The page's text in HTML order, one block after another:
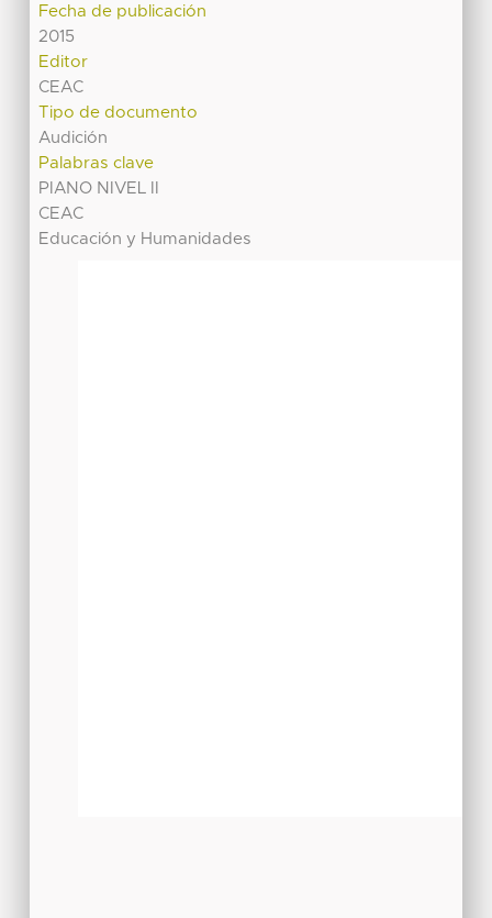
Fecha de publicación
2015
Editor
CEAC
Tipo de documento
Audición
Palabras clave
PIANO NIVEL II
CEAC
Educación y Humanidades